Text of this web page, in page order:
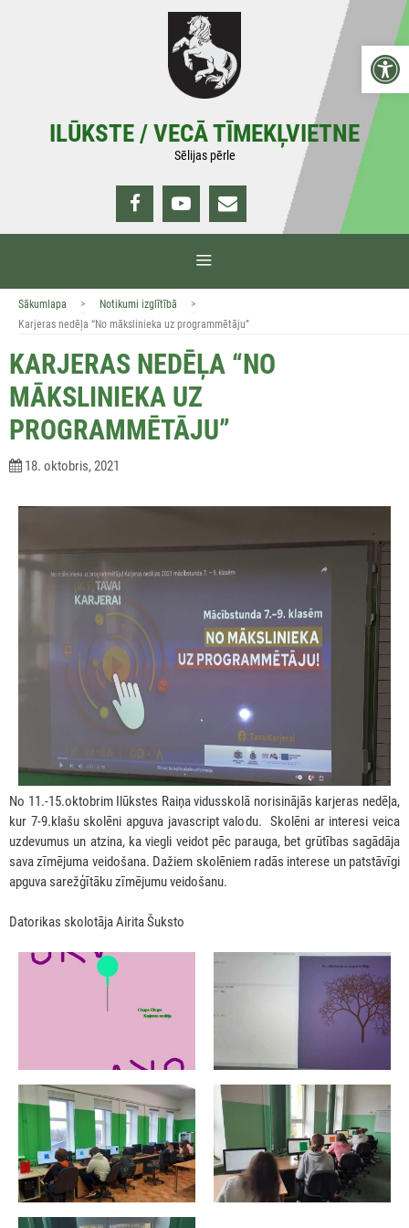
ILŪKSTE / VECĀ TĪMEKĻVIETNE
Sēlijas pērle
Sākumlapa > Notikumi izglītībā
>
Karjeras nedēļa “No mākslinieka uz programmētāju”
KARJERAS NEDĒĻA “NO
MĀKSLINIEKA UZ
PROGRAMMĒTĀJU”
18. oktobris, 2021
No 11.-15.oktobrim Ilūkstes Raiņa vidusskolā norisinājās karjeras nedēļa,
kur 7-9.klašu skolēni apguva javascript valodu. Skolēni ar interesi veica
uzdevumus un atzina, ka viegli veidot pēc parauga, bet grūtības sagādāja
sava zīmējuma veidošana. Dažiem skolēniem radās interese un patstāvīgi
apguva sarežģītāku zīmējumu veidošanu.
Datorikas skolotāja Airita Šuksto